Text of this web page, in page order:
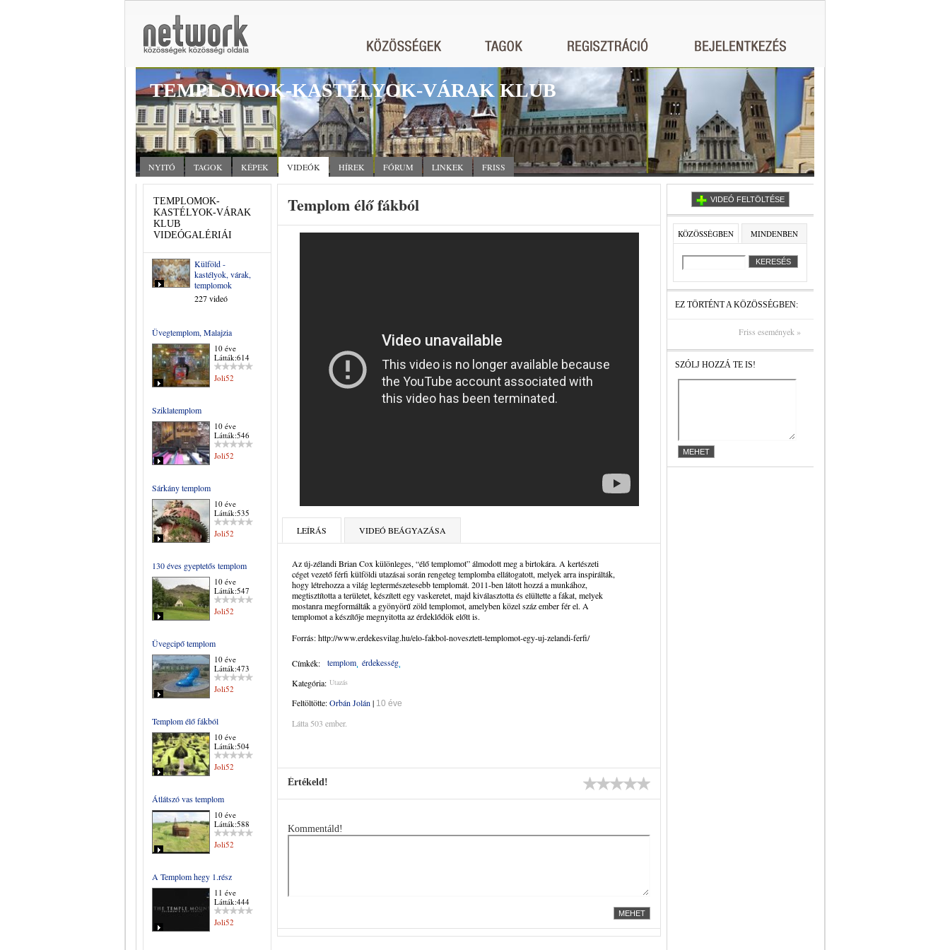
TEMPLOMOK-KASTÉLYOK-VÁRAK KLUB
NYITÓ TAGOK KÉPEK VIDEÓK HÍREK FÓRUM LINKEK FRISS
TEMPLOMOK-
KASTÉLYOK-VÁRAK
KLUB
VIDEÓGALÉRIÁI
Külföld -
kastélyok, várak,
templomok
227 videó
Üvegtemplom, Malajzia
10 éve
Látták:614
Joli52
Sziklatemplom
10 éve
Látták:546
Joli52
Sárkány templom
10 éve
Látták:535
Joli52
130 éves gyeptetős templom
10 éve
Látták:547
Joli52
Üvegcipő templom
10 éve
Látták:473
Joli52
Templom élő fákból
10 éve
Látták:504
Joli52
Átlátszó vas templom
10 éve
Látták:588
Joli52
A Templom hegy 1.rész
11 éve
Látták:444
Joli52
Templom élő fákból
LEÍRÁS VIDEÓ BEÁGYAZÁSA
Az új-zélandi Brian Cox különleges, “élő templomot” álmodott meg a birtokára. A kertészeti
céget vezető férfi külföldi utazásai során rengeteg templomba ellátogatott, melyek arra inspirálták,
hogy létrehozza a világ legtermészetesebb templomát. 2011-ben látott hozzá a munkához,
megtisztította a területet, készített egy vaskeretet, majd kiválasztotta és elültette a fákat, melyek
mostanra megformálták a gyönyörű zöld templomot, amelyben közel száz ember fér el. A
templomot a készítője megnyitotta az érdeklődök előtt is.
Forrás: http://www.erdekesvilag.hu/elo-fakbol-novesztett-templomot-egy-uj-zelandi-ferfi/
Címkék: templom érdekesség
Kategória: Utazás
Feltöltötte:Orbán Jolán | 10 éve
Látta 503 ember.
Értékeld!
Kommentáld!
VIDEÓ FELTÖLTÉSE
KÖZÖSSÉGBEN MINDENBEN
EZ TÖRTÉNT A KÖZÖSSÉGBEN:
Friss események »
SZÓLJ HOZZÁ TE IS!